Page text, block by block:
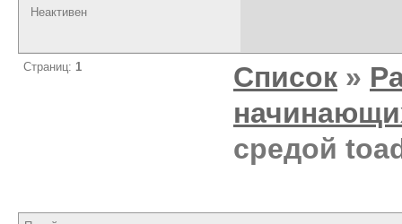
Неактивен
Страниц: 1 Список »
средой